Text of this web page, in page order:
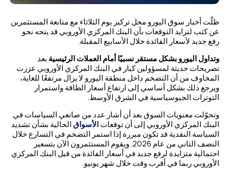
ظلّت أخبار سوق اليورو محل تركيز يوم الثلاثاء مع متابعة المستثمرين
عن كثب لتزايد التوقعات بأن البنك المركزي الأوروبي قد يتجه نحو
رفع جديد لأسعار الفائدة خلال الأسابيع المقبلة.
وتداول اليورو بشكل مستقر نسبيًا أمام العملات الرئيسية بعد
تصريحات حديثة لمسؤولين كبار في البنك المركزي الأوروبي عززت
المخاوف من أن التضخم داخل منطقة اليورو لا يزال مرتفعًا للغاية،
ويرجع ذلك بشكل أساسي إلى ارتفاع أسعار الطاقة واستمرار
التوترات الجيوسياسية في الشرق الأوسط.
وتحوّلت معنويات السوق بعد أن أشار عدد من صانعي السياسات في
البنك المركزي الأوروبي إلى أن توقعاتالأسواق الحالية بشأن تشديد
السياسة النقدية قد تكون مبررة إذا استمر التضخم في التسارع خلال
النصف الثاني من عام 2026. ويقوم المستثمرون الآن بتسعير
احتمالية متزايدة لرفع جديد في أسعار الفائدة من قبل البنك المركزي
الأوروبي ربما في أقرب وقت خلال شهر يونيو.